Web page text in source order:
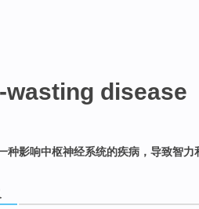
wasting disease
种影响中枢神经系统的疾病，导致智力